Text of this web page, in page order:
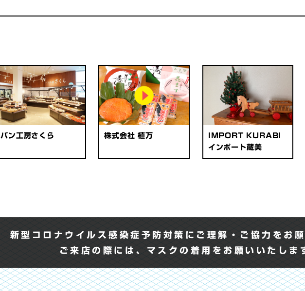
パン工房さくら 株式会社 植万
IMPORT KURABI
インポート蔵美
新型コロナウイルス感染症予防対策にご理解・ご協力をお
ご来店の際には、マスクの着用をお願いいたし